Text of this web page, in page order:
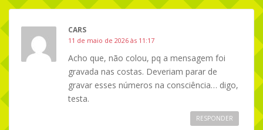
CARS
11 de maio de 2026 às 11:17
Acho que, não colou, pq a mensagem foi
gravada nas costas. Deveriam parar de
gravar esses números na consciência… digo,
testa.
RESPONDER